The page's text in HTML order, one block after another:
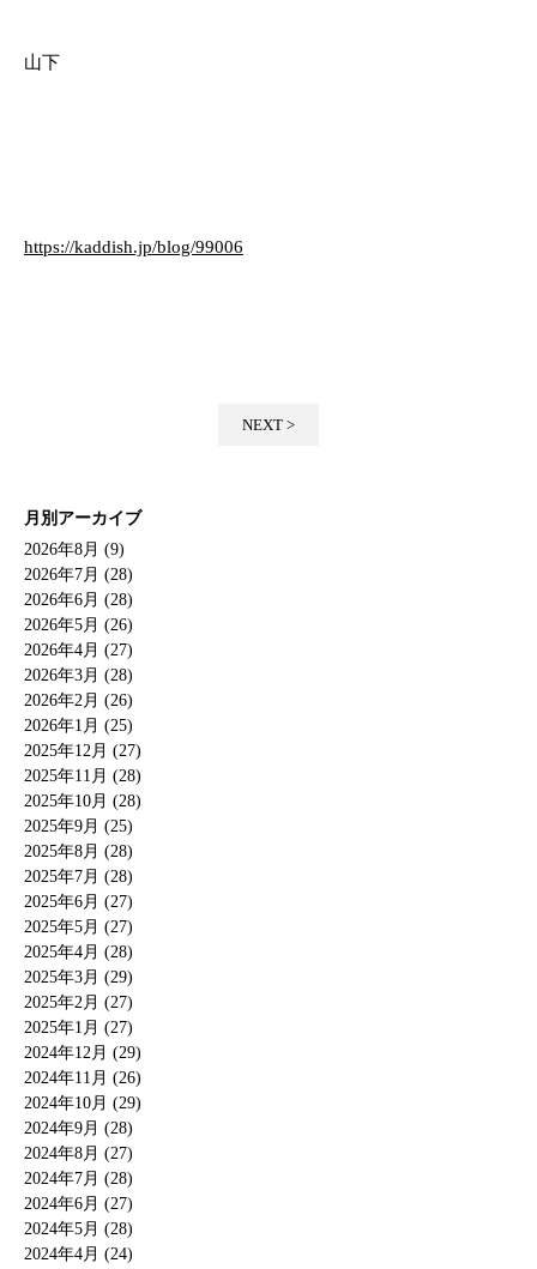
山下
https://kaddish.jp/blog/99006
NEXT >
月別アーカイブ
2026年8月 (9)
2026年7月 (28)
2026年6月 (28)
2026年5月 (26)
2026年4月 (27)
2026年3月 (28)
2026年2月 (26)
2026年1月 (25)
2025年12月 (27)
2025年11月 (28)
2025年10月 (28)
2025年9月 (25)
2025年8月 (28)
2025年7月 (28)
2025年6月 (27)
2025年5月 (27)
2025年4月 (28)
2025年3月 (29)
2025年2月 (27)
2025年1月 (27)
2024年12月 (29)
2024年11月 (26)
2024年10月 (29)
2024年9月 (28)
2024年8月 (27)
2024年7月 (28)
2024年6月 (27)
2024年5月 (28)
2024年4月 (24)